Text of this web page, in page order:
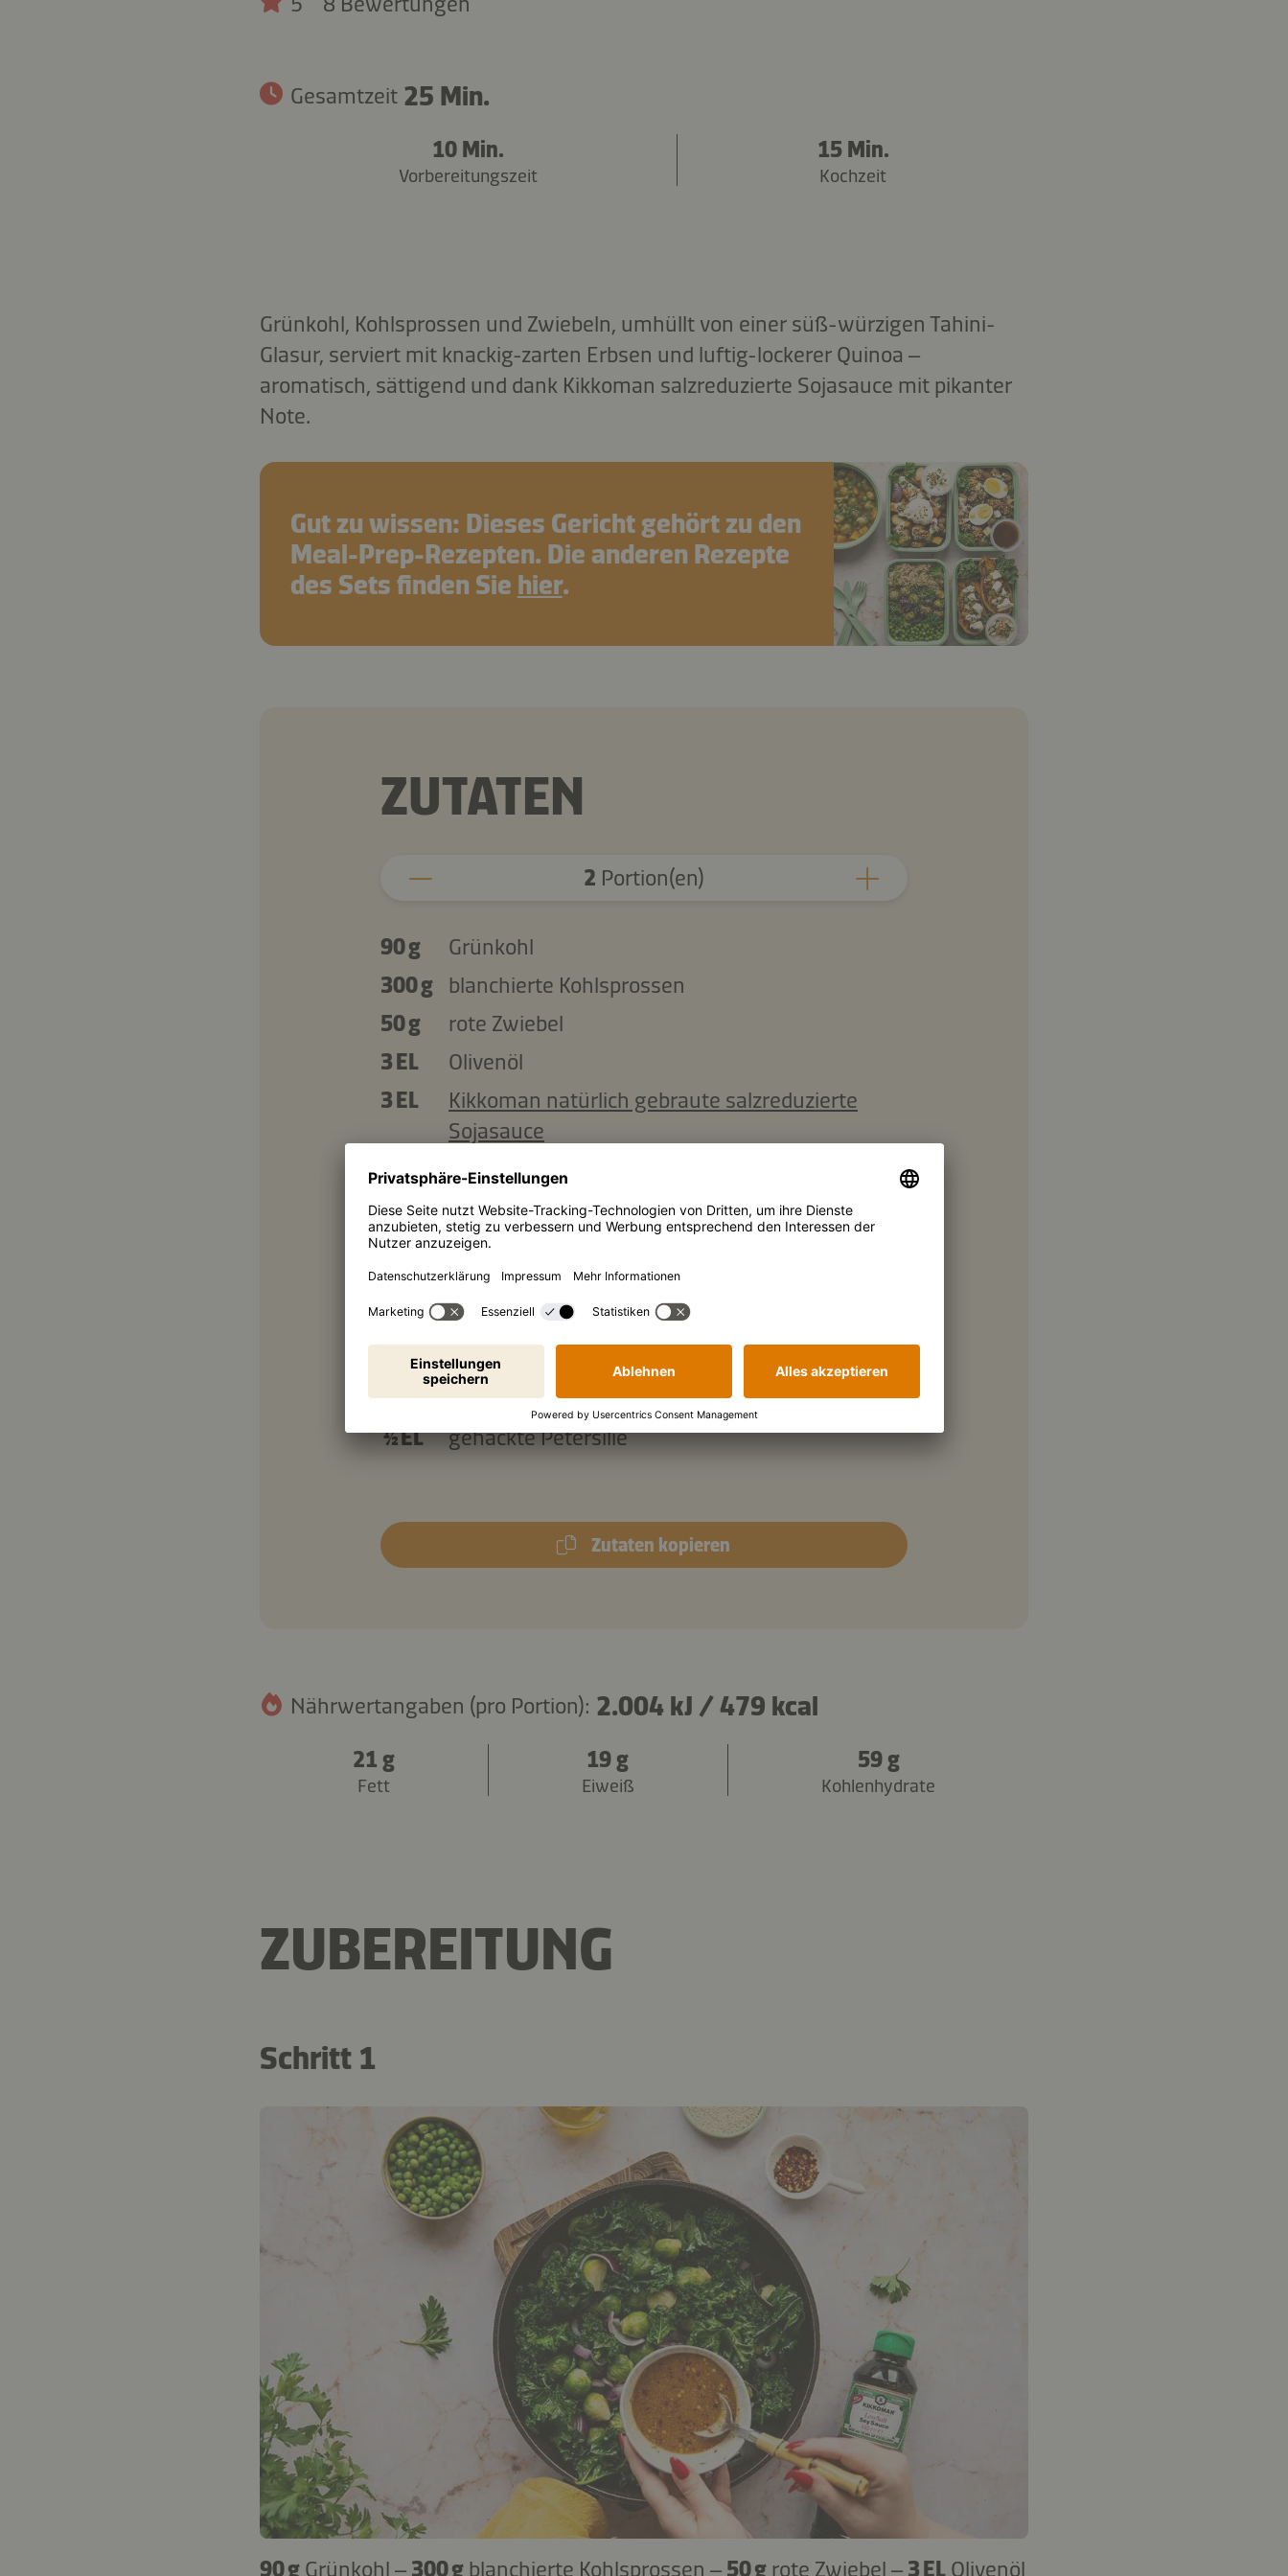
Gesamtzeit 25 Min.
10 Min.
Vorbereitungszeit
15 Min.
Kochzeit
Grünkohl, Kohlsprossen und Zwiebeln, umhüllt von einer süß-würzigen Tahini-
Glasur, serviert mit knackig-zarten Erbsen und luftig-lockerer Quinoa –
aromatisch, sättigend und dank Kikkoman salzreduzierte Sojasauce mit pikanter
Note.
Gut zu wissen: Dieses Gericht gehört zu den
Meal-Prep-Rezepten. Die anderen Rezepte
des Sets finden Sie hier.
ZUTATEN
2 Portion(en)
90 g
Grünkohl
300 g
blanchierte Kohlsprossen
50 g
rote Zwiebel
3 EL
Olivenöl
3 EL
Kikkoman natürlich gebraute salzreduzierte
Sojasauce
1 EL
Tahini
3 EL
Wasser
2 TL
Honig
½ TL
Chiliflocken
½ EL
weißer Sesam
140 g Tiefkühlerbsen
150 g gekochte Quinoa
½ EL
gehackte Petersilie
Zutaten kopieren
Nährwertangaben (pro Portion): 2.004 kJ / 479 kcal
21 g
Fett
19 g
Eiweiß
59 g
Kohlenhydrate
ZUBEREITUNG
Schritt 1
90 g Grünkohl – 300 g blanchierte Kohlsprossen – 50 g rote Zwiebel – 3 EL Olivenöl